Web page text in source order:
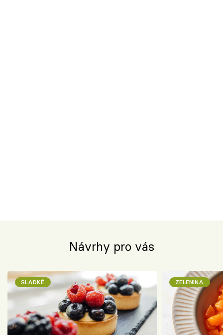
Návrhy pro vás
SLADKÉ ZELENINA